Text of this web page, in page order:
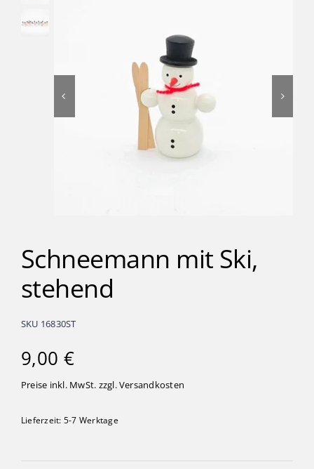
Kinder
Förderung & Betreuung
Verein
Kontakt
Schneemann mit Ski,
stehend
SKU 16830ST
9,00 €
Preise inkl. MwSt. zzgl.Versandkosten
Lieferzeit: 5-7 Werktage